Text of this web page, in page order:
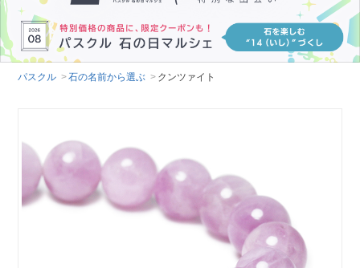
パスクル 石の名前から選ぶ クンツァイト